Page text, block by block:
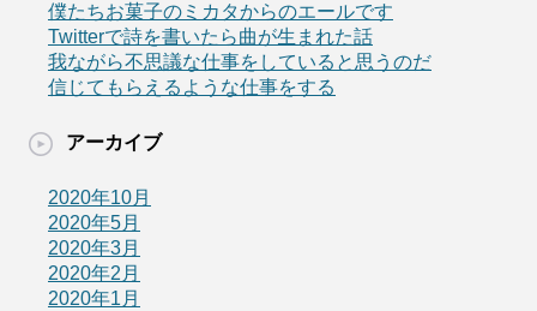
僕たちお菓子のミカタからのエールです
Twitterで詩を書いたら曲が生まれた話
我ながら不思議な仕事をしていると思うのだ
信じてもらえるような仕事をする
アーカイブ
2020年10月
2020年5月
2020年3月
2020年2月
2020年1月